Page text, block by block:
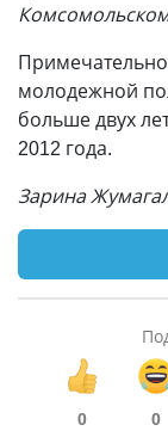
молодежной
больше двух
2012 года.
Зарина
0 0